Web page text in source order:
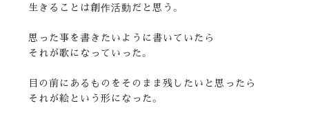
生きることは創作活動だと思う。
思った事を書きたいように書いていたら
それが歌になっていった。
目の前にあるものをそのまま残したいと思ったら
それが絵という形になった。